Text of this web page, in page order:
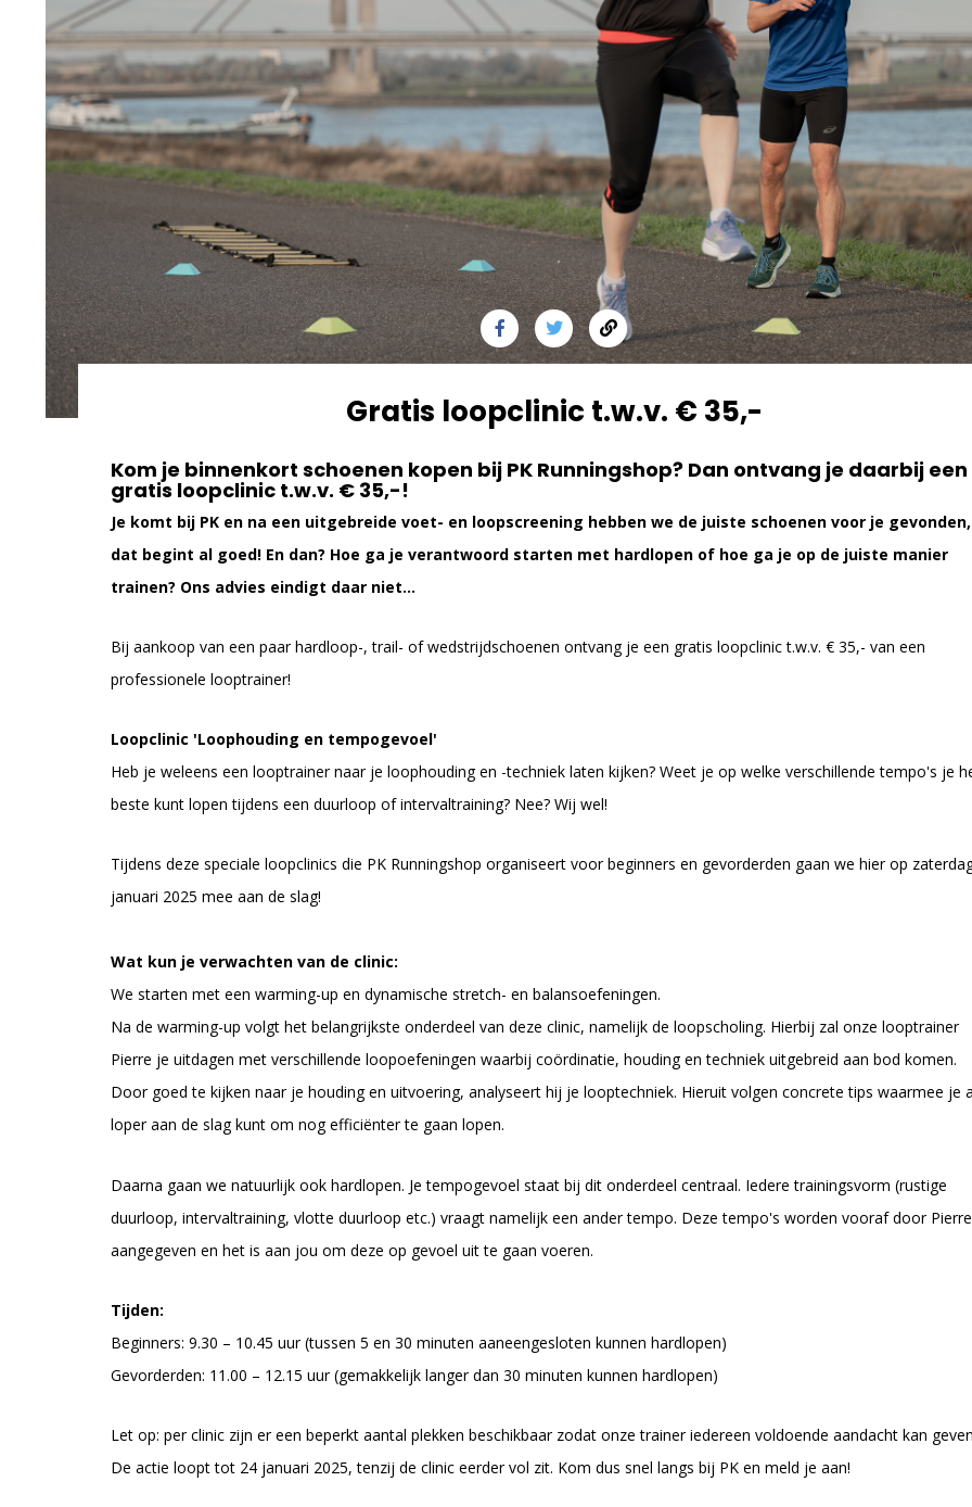
Gratis loopclinic t.w.v. € 35,-
Kom je binnenkort schoenen kopen bij PK Runningshop? Dan ontvang je daarbij een
gratis loopclinic t.w.v. € 35,-!
Je komt bij PK en na een uitgebreide voet- en loopscreening hebben we de juiste schoenen voor je gevonden,
dat begint al goed! En dan? Hoe ga je verantwoord starten met hardlopen of hoe ga je op de juiste manier
trainen? Ons advies eindigt daar niet…
Bij aankoop van een paar hardloop-, trail- of wedstrijdschoenen ontvang je een gratis loopclinic t.w.v. € 35,- van een
professionele looptrainer!
Loopclinic 'Loophouding en tempogevoel'
Heb je weleens een looptrainer naar je loophouding en -techniek laten kijken? Weet je op welke verschillende tempo's je
beste kunt lopen tijdens een duurloop of intervaltraining? Nee? Wij wel!
Tijdens deze speciale loopclinics die PK Runningshop organiseert voor beginners en gevorderden gaan we hier op
januari 2025 mee aan de slag!
Wat kun je verwachten van de clinic:
We starten met een warming-up en dynamische stretch- en balansoefeningen.
Na de warming-up volgt het belangrijkste onderdeel van deze clinic, namelijk de loopscholing. Hierbij zal onze looptrainer
Pierre je uitdagen met verschillende loopoefeningen waarbij coördinatie, houding en techniek uitgebreid aan bod komen.
Door goed te kijken naar je houding en uitvoering, analyseert hij je looptechniek. Hieruit volgen concrete tips waarmee je
loper aan de slag kunt om nog efficiënter te gaan lopen.
Daarna gaan we natuurlijk ook hardlopen. Je tempogevoel staat bij dit onderdeel centraal. Iedere trainingsvorm (rustige
duurloop, intervaltraining, vlotte duurloop etc.) vraagt namelijk een ander tempo. Deze tempo's worden vooraf door Pierre
aangegeven en het is aan jou om deze op gevoel uit te gaan voeren.
Tijden:
Beginners: 9.30 – 10.45 uur (tussen 5 en 30 minuten aaneengesloten kunnen hardlopen)
Gevorderden: 11.00 – 12.15 uur (gemakkelijk langer dan 30 minuten kunnen hardlopen)
Let op: per clinic zijn er een beperkt aantal plekken beschikbaar zodat onze trainer iedereen voldoende aandacht kan
De actie loopt tot 24 januari 2025, tenzij de clinic eerder vol zit. Kom dus snel langs bij PK en meld je aan!